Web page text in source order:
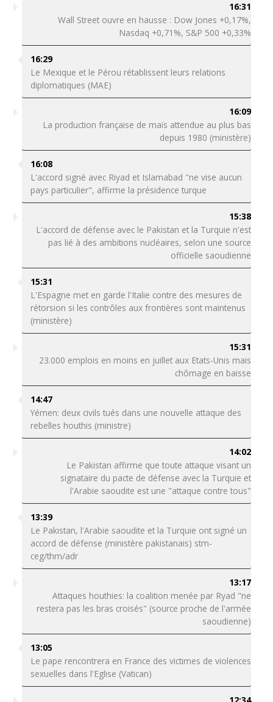
16:31
Wall Street ouvre en hausse : Dow Jones +0,17%,
Nasdaq +0,71%, S&P 500 +0,33%
16:29
Le Mexique et le Pérou rétablissent leurs relations
diplomatiques (MAE)
16:09
La production française de maïs attendue au plus bas
depuis 1980 (ministère)
16:08
L'accord signé avec Riyad et Islamabad "ne vise aucun
pays particulier", affirme la présidence turque
15:38
L'accord de défense avec le Pakistan et la Turquie n'est
pas lié à des ambitions nucléaires, selon une source
officielle saoudienne
15:31
L'Espagne met en garde l'Italie contre des mesures de
rétorsion si les contrôles aux frontières sont maintenus
(ministère)
15:31
23.000 emplois en moins en juillet aux Etats-Unis mais
chômage en baisse
14:47
Yémen: deux civils tués dans une nouvelle attaque des
rebelles houthis (ministre)
14:02
Le Pakistan affirme que toute attaque visant un
signataire du pacte de défense avec la Turquie et
l'Arabie saoudite est une "attaque contre tous"
13:39
Le Pakistan, l'Arabie saoudite et la Turquie ont signé un
accord de défense (ministère pakistanais) stm-
ceg/thm/adr
13:17
Attaques houthies: la coalition menée par Ryad "ne
restera pas les bras croisés" (source proche de l'armée
saoudienne)
13:05
Le pape rencontrera en France des victimes de violences
sexuelles dans l'Eglise (Vatican)